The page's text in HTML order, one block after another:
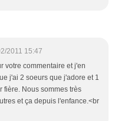
2011 15:47
votre commentaire et j'en
j'ai 2 soeurs que j'adore et 1
fière. Nous sommes très
et ça depuis l'enfance.<br